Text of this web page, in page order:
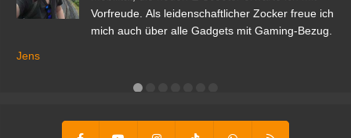
Vorfreude. Als leidenschaftlicher Zocker freue ich
mich auch über alle Gadgets mit Gaming-Bezug.
Jens